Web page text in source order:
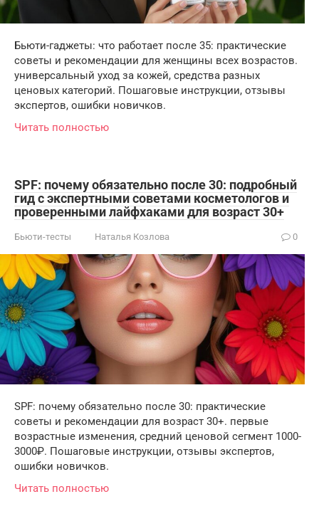
Бьюти-гаджеты: что работает после 35: практические
советы и рекомендации для женщины всех возрастов.
универсальный уход за кожей, средства разных
ценовых категорий. Пошаговые инструкции, отзывы
экспертов, ошибки новичков.
Читать полностью
SPF: почему обязательно после 30: подробный
гид с экспертными советами косметологов и
проверенными лайфхаками для возраст 30+
Бьюти-тесты Наталья Козлова 0
SPF: почему обязательно после 30: практические
советы и рекомендации для возраст 30+. первые
возрастные изменения, средний ценовой сегмент 1000-
3000₽. Пошаговые инструкции, отзывы экспертов,
ошибки новичков.
Читать полностью